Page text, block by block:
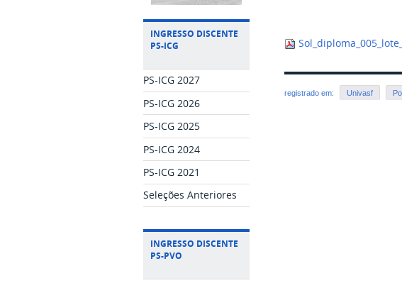
INGRESSO DISCENTE
PS-ICG
PS-ICG 2027
PS-ICG 2026
PS-ICG 2025
PS-ICG 2024
PS-ICG 2021
Seleções Anteriores
INGRESSO DISCENTE
PS-PVO
registrado em: Univasf